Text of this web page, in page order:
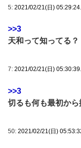
5: 2021/02/21(日)
>>3
天和って知ってる？
7: 2021/02/21(日)
>>3
切るも何も最初か
50: 2021/02/21(日)